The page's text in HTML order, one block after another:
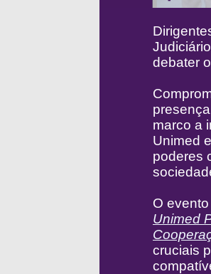
debater
marco a
Unimed
poderes
O
Unimed
cruciais